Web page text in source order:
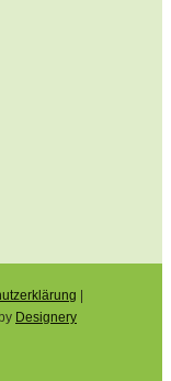
Designery